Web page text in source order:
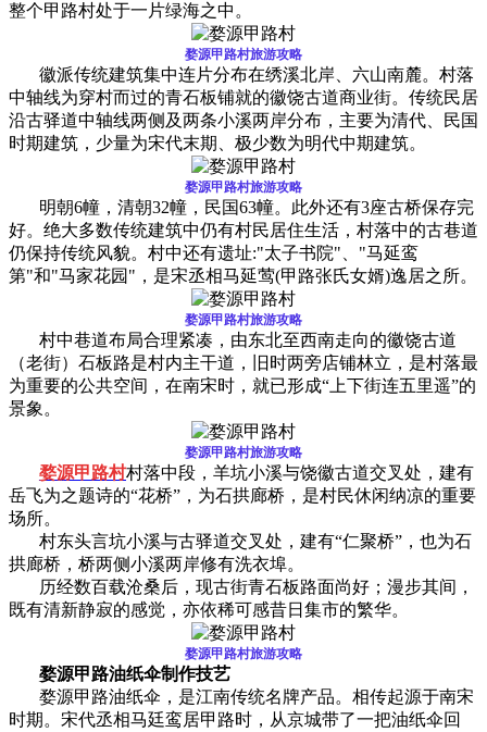
整个甲路村处于一片绿海之中。
婺源甲路村旅游攻略
徽派传统建筑集中连片分布在绣溪北岸、六山南麓。村落
中轴线为穿村而过的青石板铺就的徽饶古道商业街。传统民居
沿古驿道中轴线两侧及两条小溪两岸分布，主要为清代、民国
时期建筑，少量为宋代末期、极少数为明代中期建筑。
婺源甲路村旅游攻略
明朝6幢，清朝32幢，民国63幢。此外还有3座古桥保存完
好。绝大多数传统建筑中仍有村民居住生活，村落中的古巷道
仍保持传统风貌。村中还有遗址:"太子书院"、"马延鸾
第"和"马家花园"，是宋丞相马延莺(甲路张氏女婿)逸居之所。
婺源甲路村旅游攻略
村中巷道布局合理紧凑，由东北至西南走向的徽饶古道
（老街）石板路是村内主干道，旧时两旁店铺林立，是村落最
为重要的公共空间，在南宋时，就已形成“上下街连五里遥”的
景象。
婺源甲路村旅游攻略
婺源甲路村村落中段，羊坑小溪与饶徽古道交叉处，建有
岳飞为之题诗的“花桥”，为石拱廊桥，是村民休闲纳凉的重要
场所。
村东头言坑小溪与古驿道交叉处，建有“仁聚桥”，也为石
拱廊桥，桥两侧小溪两岸修有洗衣埠。
历经数百载沧桑后，现古街青石板路面尚好；漫步其间，
既有清新静寂的感觉，亦依稀可感昔日集市的繁华。
婺源甲路村旅游攻略
婺源甲路油纸伞制作技艺
婺源甲路油纸伞，是江南传统名牌产品。相传起源于南宋
时期。宋代丞相马廷鸾居甲路时，从京城带了一把油纸伞回